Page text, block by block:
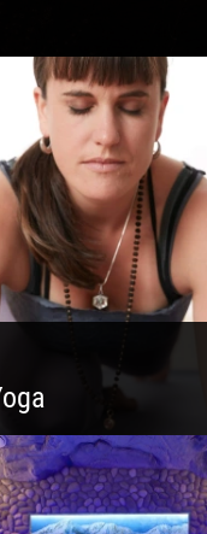
|
| Alpiner
voller Poesie